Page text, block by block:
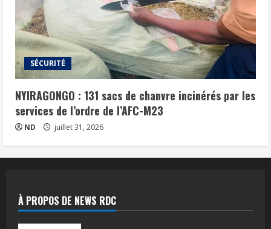
SÉCURITÉ
NYIRAGONGO : 131 sacs de chanvre incinérés par les
services de l’ordre de l’AFC-M23
ND juillet 31, 2026
À PROPOS DE NEWS RDC